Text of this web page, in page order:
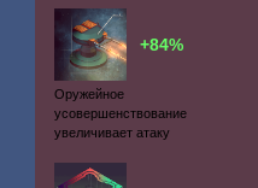
+84%
Оружейное
усовершенствование
увеличивает атаку